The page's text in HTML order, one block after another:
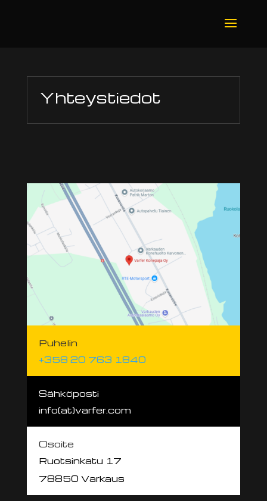
Yhteystiedot
Puhelin
+358 20 763 1840
Sähköposti
info(at)varfer.com
Osoite
Ruotsinkatu 17
78850 Varkaus